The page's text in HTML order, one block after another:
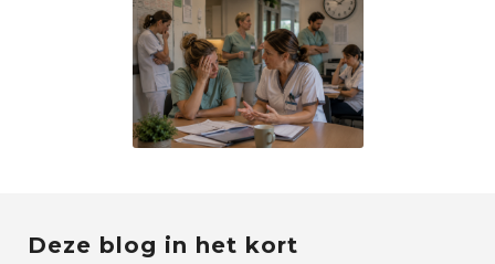
Deze blog in het kort